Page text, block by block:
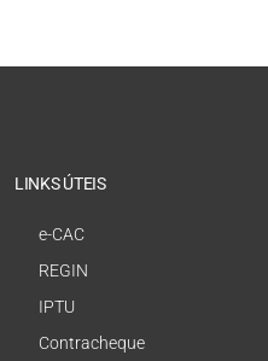
LINKS ÚTEIS
e-CAC
REGIN
IPTU
Contracheque